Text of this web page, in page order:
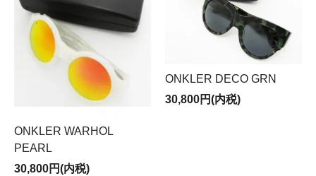
ONKLER WARHOL
PEARL
30,800円(内税)
ONKLER DECO GRN
30,800円(内税)